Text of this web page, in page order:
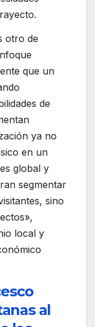
otro de
que un
de
ya no
en un
global y
segmentar
sino
local y
al